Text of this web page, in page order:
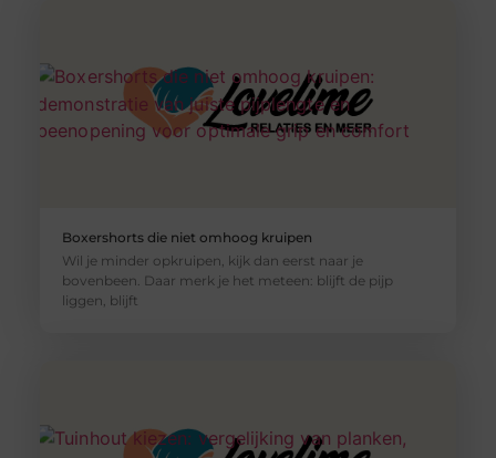
Boxershorts die niet omhoog kruipen
Wil je minder opkruipen, kijk dan eerst naar je
bovenbeen. Daar merk je het meteen: blijft de pijp
liggen, blijft